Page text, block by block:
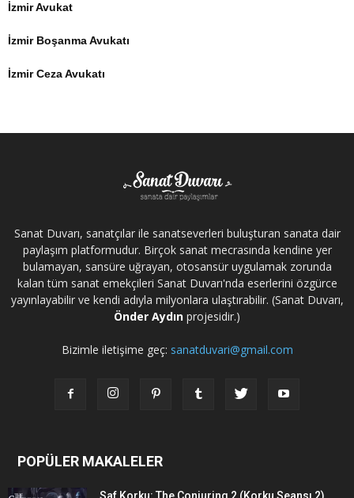
İzmir Avukat
İzmir Boşanma Avukatı
İzmir Ceza Avukatı
Sanat Duvarı, sanatçılar ile sanatseverleri buluşturan sanata dair
paylaşım platformudur. Birçok sanat mecrasında kendine yer
bulamayan, sansüre uğrayan, otosansür uygulamak zorunda
kalan tüm sanat emekçileri Sanat Duvarı'nda eserlerini özgürce
yayınlayabilir ve kendi adıyla milyonlara ulaştırabilir. (Sanat Duvarı,
Önder Aydın projesidir.)
Bizimle iletişime geç: sanatduvari@gmail.com
POPÜLER MAKALELER